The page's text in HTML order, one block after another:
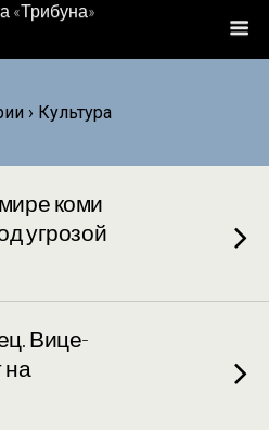
«Трибуна»
› Культура
коми
угрозой
Вице-
на